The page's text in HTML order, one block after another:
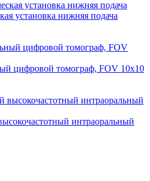
установка нижняя подача
цифровой томограф, FOV 10x10
интраоральный